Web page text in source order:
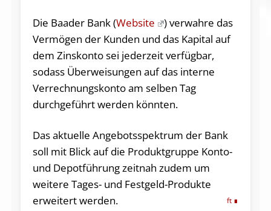
Die Baader Bank (Website
) verwahre das
Vermögen der Kunden und das Kapital auf
dem Zinskonto sei jederzeit verfügbar,
sodass Überweisungen auf das interne
Verrechnungskonto am selben Tag
durchgeführt werden könnten.
Das aktuelle Angebotsspektrum der Bank
soll mit Blick auf die Produktgruppe Konto-
und Depotführung zeitnah zudem um
weitere Tages- und Festgeld-Produkte
erweitert werden.
ft